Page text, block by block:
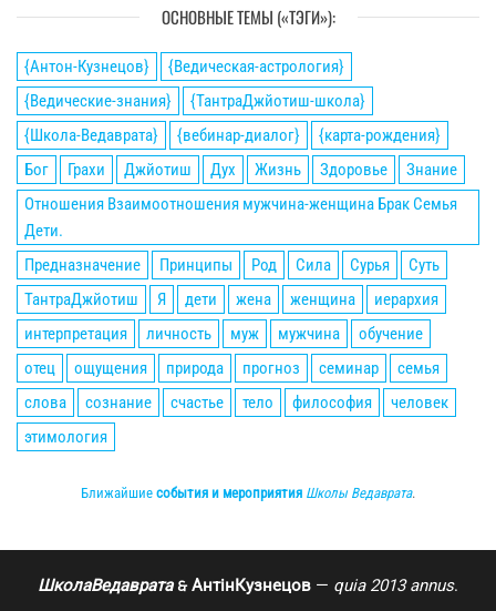
ОСНОВНЫЕ ТЕМЫ («ТЭГИ»):
{Антон-Кузнецов}
{Ведическая-астрология}
{Ведические-знания}
{ТантраДжйотиш-школа}
{Школа-Ведаврата}
{вебинар-диалог}
{карта-рождения}
Бог
Грахи Джйотиш Дух Жизнь Здоровье
Знание
Отношения Взаимоотношения мужчина-женщина Брак Семья
Дети.
Предназначение
Принципы Род Сила Сурья
Суть
ТантраДжйотиш
Я дети жена женщина
иерархия
интерпретация
личность муж мужчина
обучение
отец
ощущения природа прогноз семинар
семья
слова
сознание счастье тело философия
человек
этимология
Ближайшие события и мероприятия Школы Ведаврата.
ШколаВедаврата 🙲 АнтінКузнецов — quia 2013 annus.